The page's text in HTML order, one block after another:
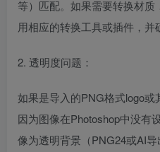
等）匹配。如果需要转换材
用相应的转换工具或插件，并
2. 透明度问题：
如果是导入的PNG格式logo
因为图像在Photoshop中没有
像为透明背景（PNG24或AI